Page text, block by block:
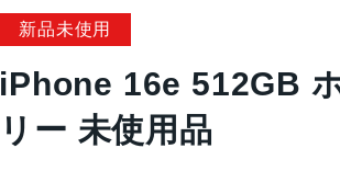
新品未使用
iPhone 16e 512GB
リー 未使用品